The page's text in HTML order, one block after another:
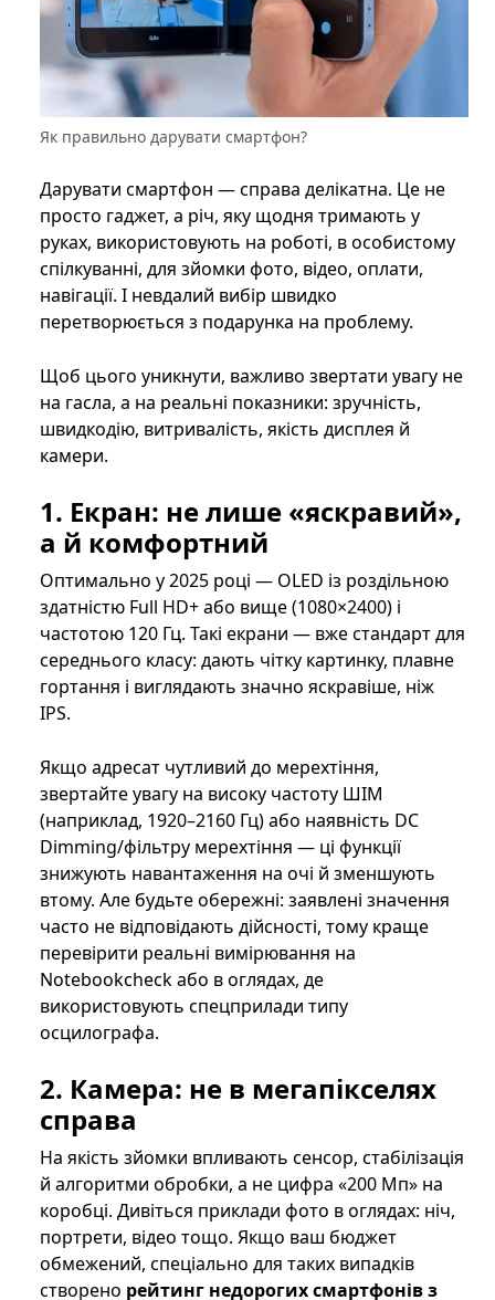
Як правильно дарувати смартфон?
Дарувати смартфон — справа делікатна. Це не
просто гаджет, а річ, яку щодня тримають у
руках, використовують на роботі, в особистому
спілкуванні, для зйомки фото, відео, оплати,
навігації. І невдалий вибір швидко
перетворюється з подарунка на проблему.
Щоб цього уникнути, важливо звертати увагу не
на гасла, а на реальні показники: зручність,
швидкодію, витривалість, якість дисплея й
камери.
1. Екран: не лише «яскравий»,
а й комфортний
Оптимально у 2025 році — OLED із роздільною
здатністю Full HD+ або вище (1080×2400) і
частотою 120 Гц. Такі екрани — вже стандарт для
середнього класу: дають чітку картинку, плавне
гортання і виглядають значно яскравіше, ніж
IPS.
Якщо адресат чутливий до мерехтіння,
звертайте увагу на високу частоту ШІМ
(наприклад, 1920–2160 Гц) або наявність DC
Dimming/фільтру мерехтіння — ці функції
знижують навантаження на очі й зменшують
втому. Але будьте обережні: заявлені значення
часто не відповідають дійсності, тому краще
перевірити реальні вимірювання на
Notebookcheck або в оглядах, де
використовують спецприлади типу
осцилографа.
2. Камера: не в мегапікселях
справа
На якість зйомки впливають сенсор, стабілізація
й алгоритми обробки, а не цифра «200 Мп» на
коробці. Дивіться приклади фото в оглядах: ніч,
портрети, відео тощо. Якщо ваш бюджет
обмежений, спеціально для таких випадків
створено рейтинг недорогих смартфонів з